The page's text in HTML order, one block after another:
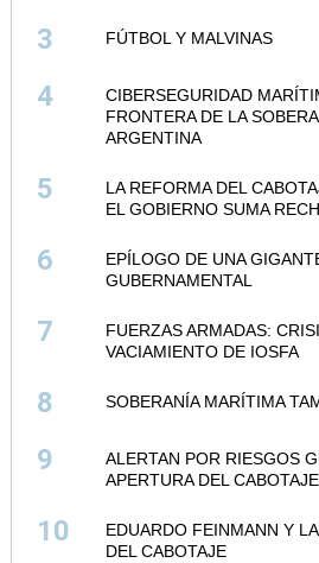
3 FÚTBOL Y MALVINAS
4
CIBERSEGURIDAD
FRONTERA DE LA
ARGENTINA
5
LA REFORMA DEL
EL GOBIERNO SUMA
6
EPÍLOGO DE UNA
GUBERNAMENTAL
7
FUERZAS ARMADAS:
VACIAMIENTO DE IOSFA
8 SOBERANÍA MARÍTIMA
9
ALERTAN POR RIESGOS
APERTURA DEL CABOTAJE
10
EDUARDO FEINMANN Y
DEL CABOTAJE